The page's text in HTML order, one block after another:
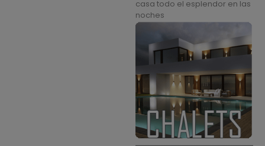
casa todo el esplendor en las
noches